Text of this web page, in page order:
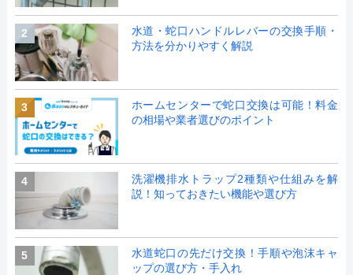
2
水道・蛇口ハンドルレバーの交換手順・
方法を分かりやすく解説
3
ホームセンターで蛇口交換は可能！料金
の相場や業者選びのポイント
4
洗濯機排水トラップ2種類や仕組みを解
説！知っておきたい機能や選び方
5
水道蛇口の先だけ交換！手順や泡沫キャ
ップの選び方・手入れ